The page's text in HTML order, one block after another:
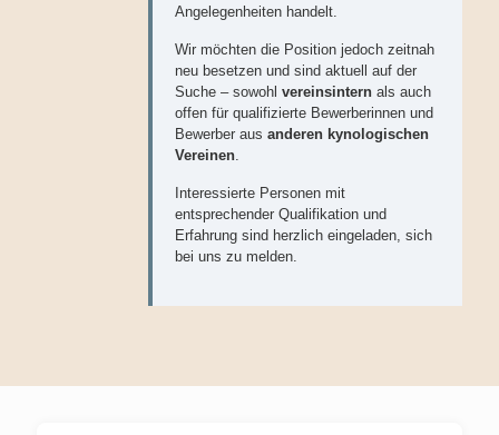
Angelegenheiten handelt.
Wir möchten die Position jedoch zeitnah
neu besetzen und sind aktuell auf der
Suche – sowohl vereinsintern als auch
offen für qualifizierte Bewerberinnen und
Bewerber aus anderen kynologischen
Vereinen.
Interessierte Personen mit
entsprechender Qualifikation und
Erfahrung sind herzlich eingeladen, sich
bei uns zu melden.